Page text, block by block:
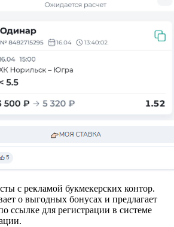
с рекламой букмекерских контор.
о выгодных бонусах и предлагает
ссылке для регистрации в системе